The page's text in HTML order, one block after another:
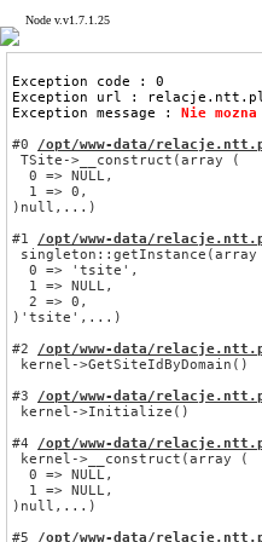
       Node v.v1.7.1.25
Exception code : 0
Exception url : relacje.ntt.pl/
Exception message : Nie
#0 /opt/www-data/
TSite->__construct(array (
  0 => NULL,
  1 => 0,
)null,...)
#1 /opt/www-data/
  0 => 'tsite',
  1 => NULL,
  2 => 0,
)'tsite',...)
#2 /opt/www-data/
kernel->GetSiteIdByDomain()
#3 /opt/www-data/
kernel->Initialize()
#4 /opt/www-data/
kernel->__construct(array (
  0 => NULL,
  1 => NULL,
)null,...)
#5 /opt/www-data/